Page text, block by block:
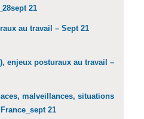
21
au travail – Sept 21
enjeux posturaux au travail –
malveillances, situations
21